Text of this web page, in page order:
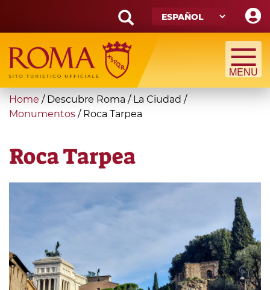
main
content
Search
form
Búsqueda
You
are
Home / Descubre Roma / La Ciudad /
Monumentos / Roca Tarpea
Roca Tarpea